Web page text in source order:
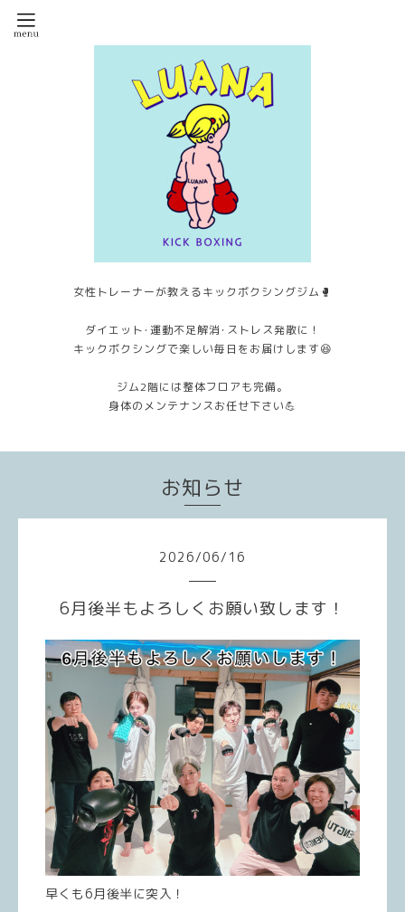
女性トレーナーが教えるキックボクシングジム🥊
ダイエット･運動不足解消･ストレス発散に！
キックボクシングで楽しい毎日をお届けします😆
ジム2階には整体フロアも完備。
身体のメンテナンスお任せ下さい💪
お知らせ
2026/06/ 16
6月後半もよろしくお願い致します！
早くも6月後半に突入！